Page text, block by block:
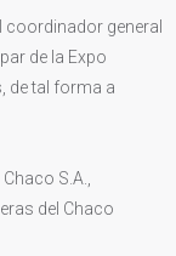
coordinador general
de la Expo
de tal forma a
S.A.,
del Chaco